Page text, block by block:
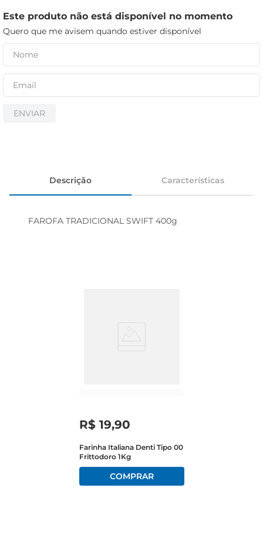
Este produto não está disponível no momento
Quero que me avisem quando estiver disponível
ENVIAR
Descrição Características
FAROFA TRADICIONAL SWIFT 400g
R$ 19,90
Farinha Italiana Denti Tipo 00
Frittodoro 1Kg
iogurte
papel higiênico